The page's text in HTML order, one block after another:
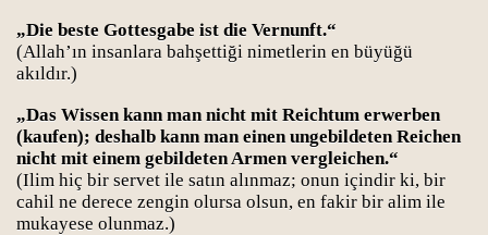
„Die beste Gottesgabe ist die Vernunft.“
(Allah’ın insanlara bahşettiği nimetlerin en büyüğü
akıldır.)
„Das Wissen kann man nicht mit Reichtum erwerben
(kaufen); deshalb kann man einen ungebildeten Reichen
nicht mit einem gebildeten Armen vergleichen.“
(Ilim hiç bir servet ile satın alınmaz; onun içindir ki, bir
cahil ne derece zengin olursa olsun, en fakir bir alim ile
mukayese olunmaz.)